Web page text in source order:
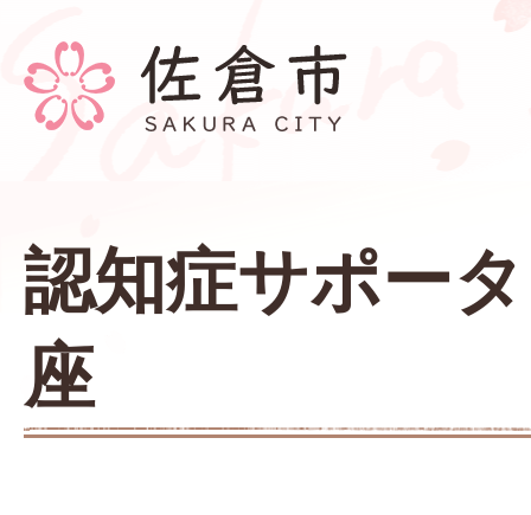
認知症サポー
座